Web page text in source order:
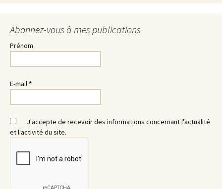
Abonnez-vous à mes publications
Prénom
E-mail*
J'accepte de recevoir des informations concernant l'actualité
et l'activité du site.